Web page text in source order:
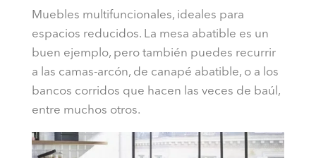
Muebles multifuncionales, ideales para
espacios reducidos. La mesa abatible es un
buen ejemplo, pero también puedes recurrir
a las camas-arcón, de canapé abatible, o a los
bancos corridos que hacen las veces de baúl,
entre muchos otros.